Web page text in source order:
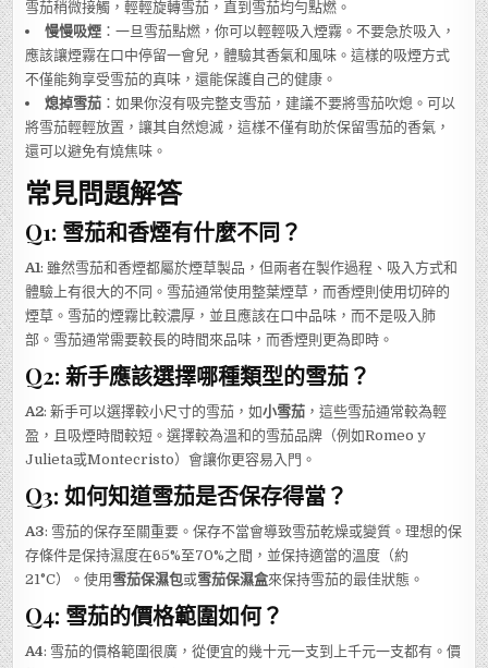
雪茄稍微接觸，輕輕旋轉雪茄，直到雪茄均勻點燃。
慢慢吸煙 ：一旦雪茄點燃，你可以輕輕吸入煙霧。不要急於吸入，
應該讓煙霧在口中停留一會兒，體驗其香氣和風味。這樣的吸煙方式
不僅能夠享受雪茄的真味，還能保護自己的健康。
熄掉雪茄 ：如果你沒有吸完整支雪茄，建議不要將雪茄吹熄。可以
將雪茄輕輕放置，讓其自然熄滅，這樣不僅有助於保留雪茄的香氣，
還可以避免有燒焦味。
常見問題解答
Q1: 雪茄和香煙有什麼不同？
A1: 雖然雪茄和香煙都屬於煙草製品，但兩者在製作過程、吸入方式和
體驗上有很大的不同。雪茄通常使用整葉煙草，而香煙則使用切碎的
煙草。雪茄的煙霧比較濃厚，並且應該在口中品味，而不是吸入肺
部。雪茄通常需要較長的時間來品味，而香煙則更為即時。
Q2: 新手應該選擇哪種類型的雪茄？
A2: 新手可以選擇較小尺寸的雪茄，如小雪茄 ，這些雪茄通常較為輕
盈，且吸煙時間較短。選擇較為溫和的雪茄品牌（例如Romeo y
Julieta或Montecristo）會讓你更容易入門。
Q3: 如何知道雪茄是否保存得當？
A3: 雪茄的保存至關重要。保存不當會導致雪茄乾燥或變質。理想的保
存條件是保持濕度在65%至70%之間，並保持適當的溫度（約
21°C）。使用雪茄保濕包或雪茄保濕盒來保持雪茄的最佳狀態。
Q4: 雪茄的價格範圍如何？
A4: 雪茄的價格範圍很廣，從便宜的幾十元一支到上千元一支都有。價